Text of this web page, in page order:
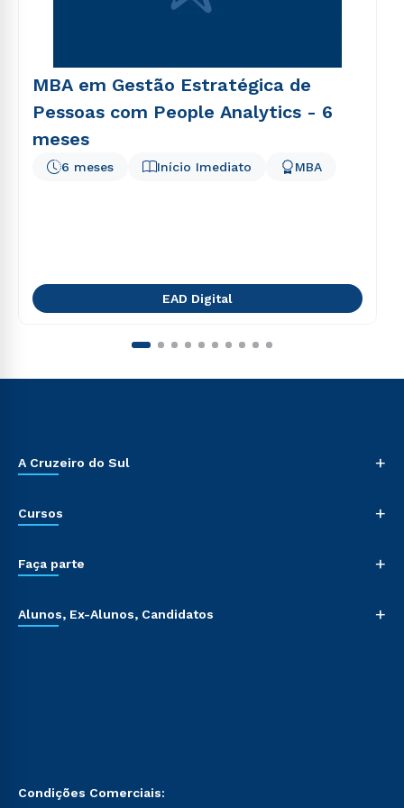
MBA em Gestão Estratégica de
Pessoas com People Analytics - 6
meses
Início Imediato
6 meses MBA
EAD Digital
A Cruzeiro do Sul +
Cursos +
Faça parte +
Alunos, Ex-Alunos, Candidatos +
Condições Comerciais: